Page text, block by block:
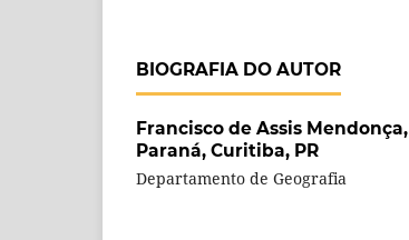
BIOGRAFIA DO AUTOR
Francisco de Assis Mendonça,
Paraná, Curitiba, PR
Departamento de Geografia